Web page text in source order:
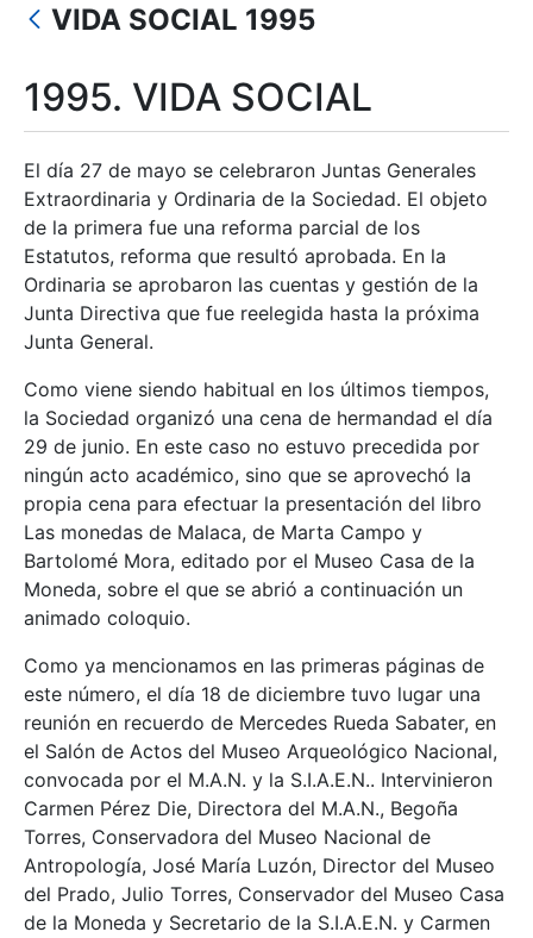
Show/Hide
VIDA SOCIAL 1995
1995. VIDA SOCIAL
El día 27 de mayo se celebraron Juntas Generales
Extraordinaria y Ordinaria de la Sociedad. El objeto
de la primera fue una reforma parcial de los
Estatutos, reforma que resultó aprobada. En la
Ordinaria se aprobaron las cuentas y gestión de la
Junta Directiva que fue reelegida hasta la próxima
Junta General.
Como viene siendo habitual en los últimos tiempos,
la Sociedad organizó una cena de hermandad el día
29 de junio. En este caso no estuvo precedida por
ningún acto académico, sino que se aprovechó la
propia cena para efectuar la presentación del libro
Las monedas de Malaca, de Marta Campo y
Bartolomé Mora, editado por el Museo Casa de la
Moneda, sobre el que se abrió a continuación un
animado coloquio.
Como ya mencionamos en las primeras páginas de
este número, el día 18 de diciembre tuvo lugar una
reunión en recuerdo de Mercedes Rueda Sabater, en
el Salón de Actos del Museo Arqueológico Nacional,
convocada por el M.A.N. y la S.I.A.E.N.. Intervinieron
Carmen Pérez Die, Directora del M.A.N., Begoña
Torres, Conservadora del Museo Nacional de
Antropología, José María Luzón, Director del Museo
del Prado, Julio Torres, Conservador del Museo Casa
de la Moneda y Secretario de la S.I.A.E.N. y Carmen